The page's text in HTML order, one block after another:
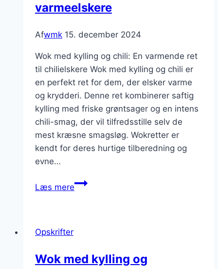
varmeelskere
Afwmk 15. december 2024
Wok med kylling og chili: En varmende ret
til chilielskere Wok med kylling og chili er
en perfekt ret for dem, der elsker varme
og krydderi. Denne ret kombinerer saftig
kylling med friske grøntsager og en intens
chili-smag, der vil tilfredsstille selv de
mest kræsne smagsløg. Wokretter er
kendt for deres hurtige tilberedning og
evne…
Læs mereWok
varmeelskere
Opskrifter
Wok med kylling og